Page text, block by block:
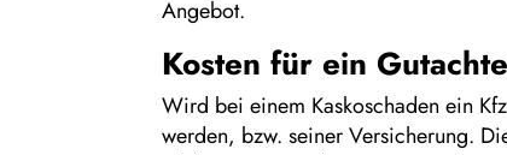
Angebot.
Kosten für ein
Wird bei einem Kaskoschaden ein
werden, bzw. seiner Versicherung.